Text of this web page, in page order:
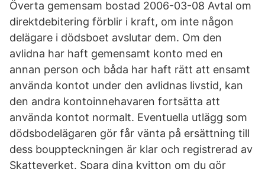
Överta gemensam bostad 2006-03-08 Avtal om
direktdebitering förblir i kraft, om inte någon
delägare i dödsboet avslutar dem. Om den
avlidna har haft gemensamt konto med en
annan person och båda har haft rätt att ensamt
använda kontot under den avlidnas livstid, kan
den andra kontoinnehavaren fortsätta att
använda kontot normalt. Eventuella utlägg som
dödsbodelägaren gör får vänta på ersättning till
dess bouppteckningen är klar och registrerad av
Skatteverket. Spara dina kvitton om du gör